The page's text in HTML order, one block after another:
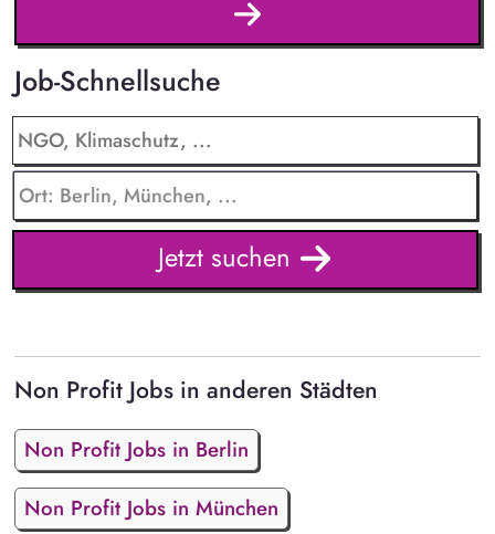
Job-Schnellsuche
Jetzt suchen
Non Profit Jobs in anderen Städten
Non Profit Jobs in Berlin
Non Profit Jobs in München